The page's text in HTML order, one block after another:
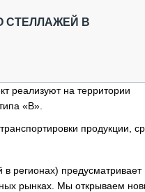
ЛОГИСТИКА
СТЕЛЛАЖЕЙ В
реализуют на территории
«B».
продукции,
регионах) предусматривает
рынках. Мы открываем